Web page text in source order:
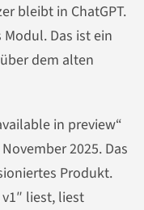
bleibt in ChatGPT.
Das ist ein
dem alten
in preview“
2025. Das
Produkt.
liest, liest